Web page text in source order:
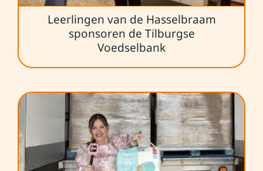
Leerlingen van de Hasselbraam
sponsoren de Tilburgse
Voedselbank